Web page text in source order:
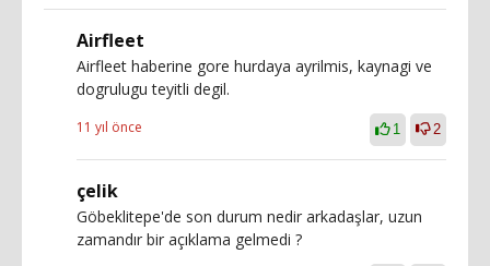
Airfleet
Airfleet haberine gore hurdaya ayrilmis, kaynagi ve
dogrulugu teyitli degil.
11 yıl önce 1 2
çelik
Göbeklitepe'de son durum nedir arkadaşlar, uzun
zamandır bir açıklama gelmedi ?